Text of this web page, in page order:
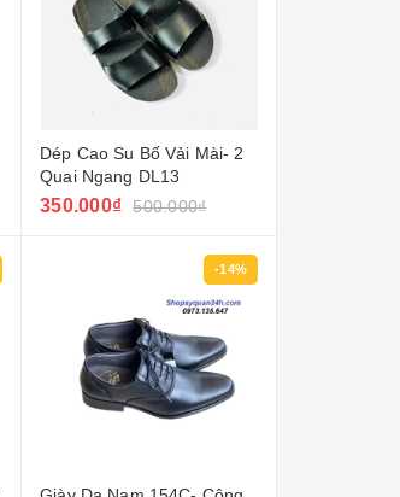
Dép Cao Su Bố Vải Mài- 2
Quai Ngang DL13
350.000₫ 500.000₫
-14%